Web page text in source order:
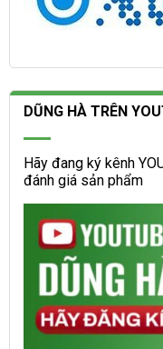
DŨNG HÀ TRÊN
Hãy đang ký kênh
đánh giá sản phẩm